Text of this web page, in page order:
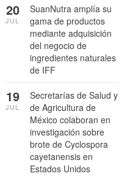
SuanNutra amplía su
gama de productos
mediante adquisición
del negocio de
ingredientes naturales
de IFF
20
JUL
Secretarías de Salud y
de Agricultura de
México colaboran en
investigación sobre
brote de Cyclospora
cayetanensis en
Estados Unidos
19
JUL